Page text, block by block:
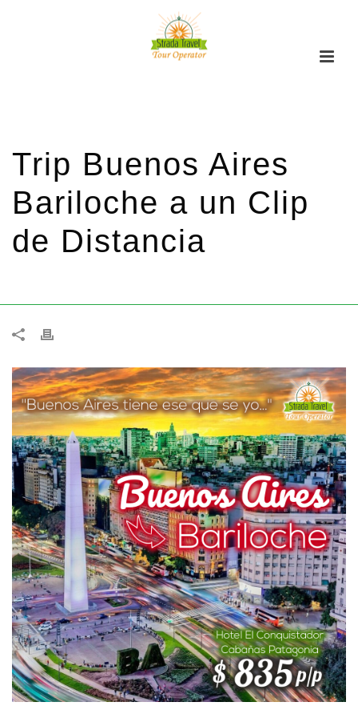
Trip Buenos Aires
Bariloche a un Clip
de Distancia